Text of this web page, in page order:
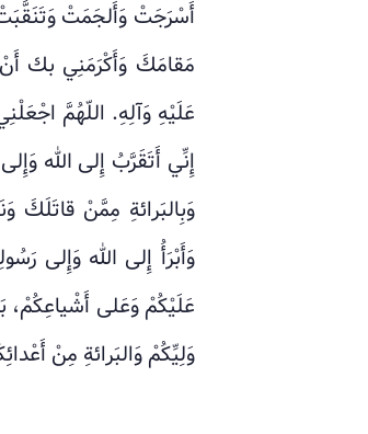
أَسْرَجَتْ وَأَلجَمَتْ
مَقامَكَ وَأَكْرَمَنِي بك
عَلَيْهِ وَآلِهِ. اللّهُمَّ
إِنِّي أَتَقَرَّبُ إِلى الله
وَبِالبَرائةِ مِمَّنْ
وَأَبْرَأُ إِلى الله
عَلَيْكُمْ وَعَلى أَشْياعِكُمْ،
وَلِيِّكُمْ وَالبَرائةِ مِنْ